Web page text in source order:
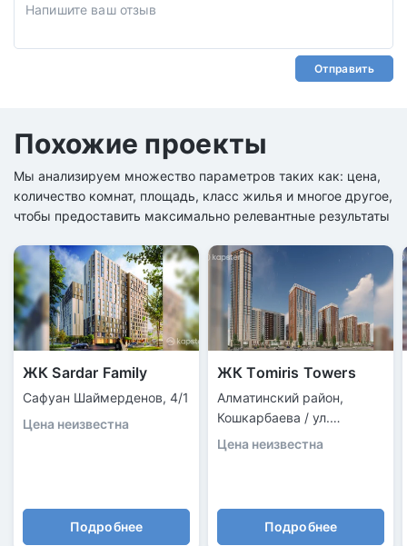
Отправить
Похожие проекты
Мы анализируем множество параметров таких как: цена,
количество комнат, площадь, класс жилья и многое другое,
чтобы предоставить максимально релевантные результаты
ЖК Sardar Family
Сафуан Шаймерденов, 4/1
Цена неизвестна
Подробнее
ЖК Tomiris Towers
Алматинский район,
Кошкарбаева / ул.
Нурмагамбетова
Цена неизвестна
Подробнее